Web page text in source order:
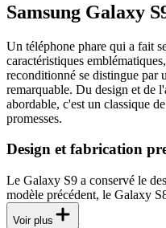
Samsung Galaxy
Un téléphone phare qui a fait
caractéristiques
reconditionné se distingue par
remarquable. Du design et de
abordable, c'est un classique
promesses.
Design et fabrication
Le Galaxy S9 a conservé le
modèle précédent, le Galaxy
Voir plus